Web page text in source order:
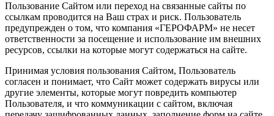
Пользование Сайтом или переход на связанные сайты по
ссылкам проводится на Ваш страх и риск. Пользователь
предупрежден о том, что компания «ГЕРОФАРМ» не несет
ответственности за посещение и использование им внешних
ресурсов, ссылки на которые могут содержаться на сайте.
Принимая условия пользования Сайтом, Пользователь
согласен и понимает, что Сайт может содержать вирусы или
другие элементы, которые могут повредить компьютер
Пользователя, и что коммуникации с сайтом, включая